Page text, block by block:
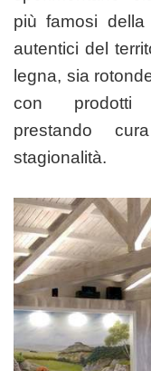
più famosi
autentici del
legna, sia
con prodotti
prestando
stagionalità.